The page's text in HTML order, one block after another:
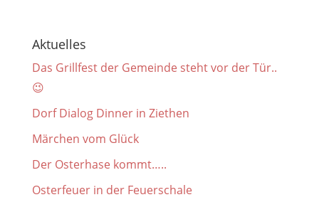
Aktuelles
Das Grillfest der Gemeinde steht vor der Tür..
😉
Dorf Dialog Dinner in Ziethen
Märchen vom Glück
Der Osterhase kommt…..
Osterfeuer in der Feuerschale